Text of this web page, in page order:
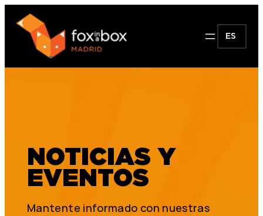
ES
NOTICIAS Y
EVENTOS
Mantente informado con nuestras